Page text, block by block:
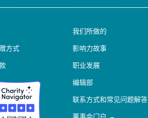
方式
我们所做的
影响力故事
职业发展
编辑部
联系方式和常见问题解答